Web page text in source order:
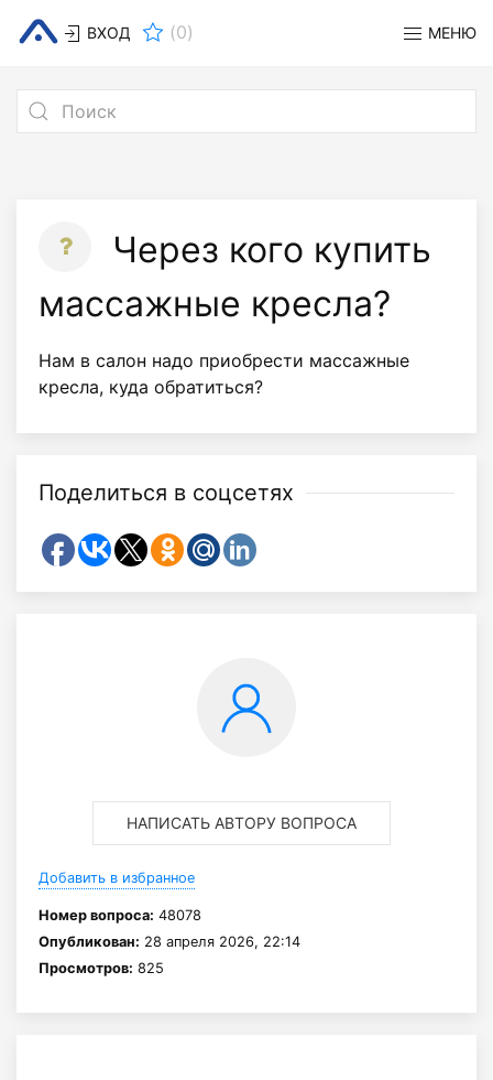
ВХОД (0) МЕНЮ
Через кого купить
массажные кресла?
Нам в салон надо приобрести массажные
кресла, куда обратиться?
Поделиться в соцсетях
НАПИСАТЬ АВТОРУ ВОПРОСА
Добавить в избранное
Номер вопроса: 48078
Опубликован: 28 апреля 2026, 22:14
Просмотров: 825